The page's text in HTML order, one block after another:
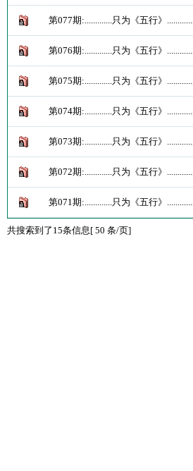
第077期:.............只为《五行》
第076期:.............只为《五行》
第075期:.............只为《五行》
第074期:.............只为《五行》
第073期:.............只为《五行》
第072期:.............只为《五行》
第071期:.............只为《五行》
共搜索到了15条信息[ 50 条/页]